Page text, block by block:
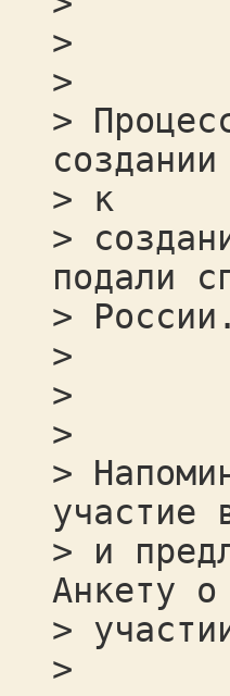
>
>
>
> к
>
подали
> России.
>
>
>
>
участие
> и
Анкету
>
>